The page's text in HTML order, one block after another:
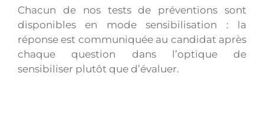
Chacun de nos tests de préventions sont
disponibles en mode sensibilisation : la
réponse est communiquée au candidat après
chaque question dans l’optique de
sensibiliser plutôt que d’évaluer.